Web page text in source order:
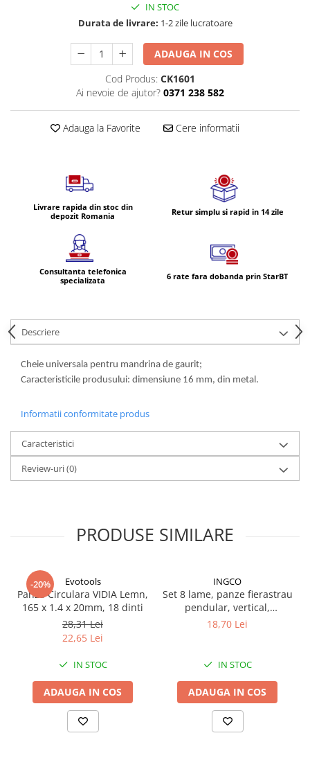
Scania R S G P Next Generation
Volvo FH 2 Euro 4
Volvo FH 3 Euro 5
Volvo FH 4 Euro 6
Accesorii iluminare LED camioane
Bare LED (LED Bar) off-road, auto
si camion
Becuri Halogen Auto
Becuri Led Auto
Seturi de Becuri Auto
Faruri Camioane, Utilaje &
Tractoare
Lampi de ceata
Lampi gabarit auto si remorci
Lampi gabarit cu brat auto si
remorci
Lampi interior, Plafoniere
Lampi LED auto dedicate
Lampi Stop, Semnalizare & Triple
Lampi Fata LED & Semnalizare
Lampi Spate cu Bec & Triple
Lampi Spate LED & Triple
Seturi Lampi Spate Triple
Lumini de Zi, DRL
Proiectoare de lucru si marsarier
Proiectoare suplimentare, Camion,
Off Road
Proiectoare Full LED
Proiectoare Halogen plus LED
IN STOC
Durata de livrare: 1-2 zile lucratoare
ADAUGA IN COS
Cod Produs: CK1601
Ai nevoie de ajutor? 0371 238 582
Adauga la Favorite Cere informatii
Livrare rapida din stoc din
depozit Romania
Retur simplu si rapid in 14 zile
Consultanta telefonica
specializata
6 rate fara dobanda prin StarBT
Descriere
Cheie universala pentru mandrina de gaurit;
Caracteristicile produsului: dimensiune 16 mm, din metal.
Informatii conformitate produs
Caracteristici
Review-uri(0)
PRODUSE SIMILARE
-20% Evotools
Panza Circulara VIDIA Lemn,
165 x 1.4 x 20mm, 18 dinti
28,31 Lei
22,65 Lei
IN STOC
ADAUGA IN COS
INGCO
Set 8 lame, panze fierastrau
pendular, vertical,
aluminiu, lemn, metal
18,70 Lei
IN STOC
ADAUGA IN COS